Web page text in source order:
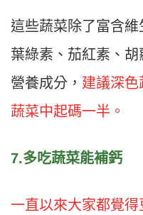
這些蔬菜除了富含
葉綠素、茄紅素、
營養成分， 建議深色
蔬菜中起碼一半。
7.多吃蔬菜能補鈣
一直以來大家都覺